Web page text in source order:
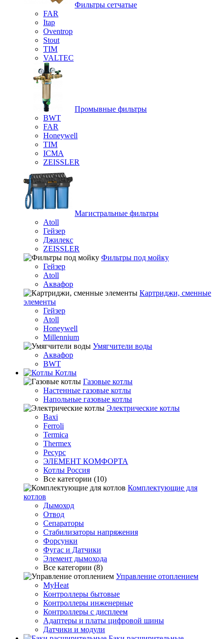
Фильтры сетчатые
FAR
Itap
Oventrop
Stout
TIM
VALTEC
Промывные фильтры
BWT
FAR
Honeywell
TIM
ICMA
ZEISSLER
Магистральные фильтры
Atoll
Гейзер
Джилекс
ZEISSLER
Фильтры под мойку
Гейзер
Atoll
Аквафор
Картриджи, сменные
элементы
Гейзер
Atoll
Honeywell
Millennium
Умягчители воды
Аквафор
BWT
Котлы
Гaзовые котлы
Настенные газовые котлы
Напольные газовые котлы
Электрические котлы
Baxi
Ferroli
Termica
Thermex
Ресурс
ЭЛЕМЕНТ КОМФОРТА
Котлы Россия
Все категории (10)
Комплектующие для
котлов
Дымоход
Отвод
Сепараторы
Стабилизаторы напряжения
Форсунки
Фугас и Датчики
Элемент дымохода
Все категории (8)
Управление отоплением
MyHeat
Контроллеры бытовые
Контроллеры инженерные
Контроллеры с дисплеем
Адаптеры и платы цифровой шины
Датчики и модули